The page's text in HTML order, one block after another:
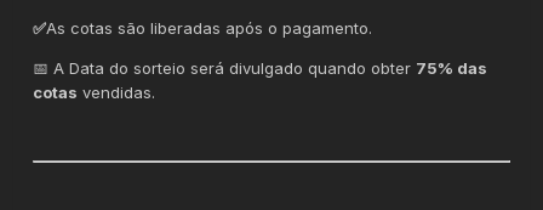
✅As cotas são liberadas após o pagamento.
📅 A Data do sorteio será divulgado quando obter 75% das
cotas vendidas.